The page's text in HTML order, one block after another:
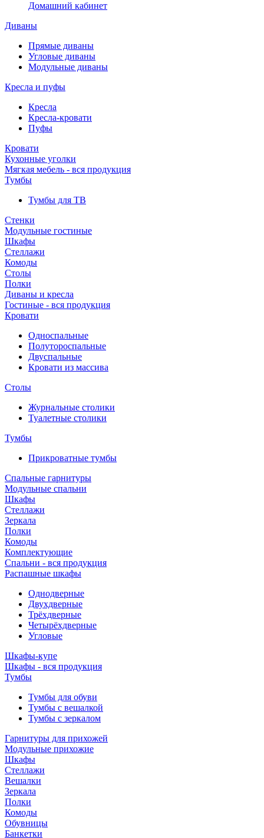
Домашний кабинет
Диваны
Прямые диваны
Угловые диваны
Модульные диваны
Кресла и пуфы
Кресла
Кресла-кровати
Пуфы
Кровати
Кухонные уголки
Мягкая мебель - вся продукция
Тумбы
Тумбы для ТВ
Стенки
Модульные гостиные
Шкафы
Стеллажи
Комоды
Столы
Полки
Диваны и кресла
Гостиные - вся продукция
Кровати
Односпальные
Полутороспальные
Двуспальные
Кровати из массива
Столы
Журнальные столики
Туалетные столики
Тумбы
Прикроватные тумбы
Спальные гарнитуры
Модульные спальни
Шкафы
Стеллажи
Зеркала
Полки
Комоды
Комплектующие
Спальни - вся продукция
Распашные шкафы
Однодверные
Двухдверные
Трёхдверные
Четырёхдверные
Угловые
Шкафы-купе
Шкафы - вся продукция
Тумбы
Тумбы для обуви
Тумбы с вешалкой
Тумбы с зеркалом
Гарнитуры для прихожей
Модульные прихожие
Шкафы
Стеллажи
Вешалки
Зеркала
Полки
Комоды
Обувницы
Банкетки